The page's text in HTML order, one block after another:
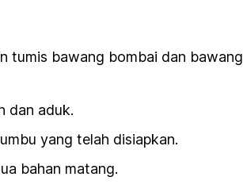
tumis bawang bombai dan bawang
dan aduk.
yang telah disiapkan.
bahan matang.